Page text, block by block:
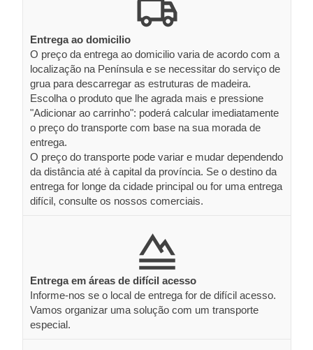
Entrega ao domicilio
O preço da entrega ao domicilio varia de acordo com a
localização na Península e se necessitar do serviço de
grua para descarregar as estruturas de madeira.
Escolha o produto que lhe agrada mais e pressione
"Adicionar ao carrinho": poderá calcular imediatamente
o preço do transporte com base na sua morada de
entrega.
O preço do transporte pode variar e mudar dependendo
da distância até à capital da província. Se o destino da
entrega for longe da cidade principal ou for uma entrega
difícil, consulte os nossos comerciais.
Entrega em áreas de difícil acesso
Informe-nos se o local de entrega for de difícil acesso.
Vamos organizar uma solução com um transporte
especial.